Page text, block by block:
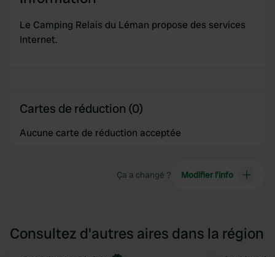
Le Camping Relais du Léman propose des services
Internet.
Cartes de réduction (0)
Aucune carte de réduction acceptée
Ça a changé ? Modifier l’info
Consultez d'autres aires dans la région